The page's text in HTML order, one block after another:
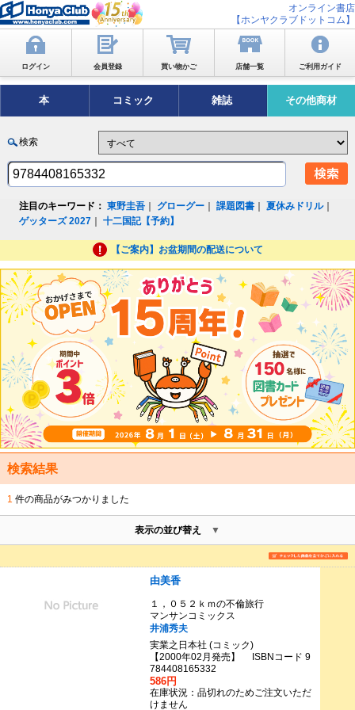
オンライン書店
【ホンヤクラブドットコム】
ログイン 会員登録 買い物かご 店舗一覧 ご利用ガイド
本 コミック 雑誌 その他商材
検索
注目のキーワード： 東野圭吾 グローグー ｜課題図書 ｜夏休みドリル｜
ゲッターズ 2027 ｜十二国記【予約】
【ご案内】お盆期間の配送について
検索結果
1 件の商品がみつかりました
表示の並び替え
由美香
１，０５２ｋｍの不倫旅行
マンサンコミックス
井浦秀夫
実業之日本社 (コミック)
【2000年02月発売】 ISBNコード 9
784408165332
586円
在庫状況：品切れのためご注文いただ
けません